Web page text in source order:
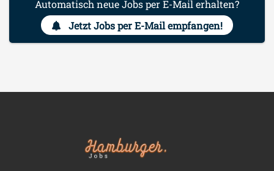
Automatisch neue Jobs per E-Mail erhalten?
Jetzt Jobs per E-Mail empfangen!